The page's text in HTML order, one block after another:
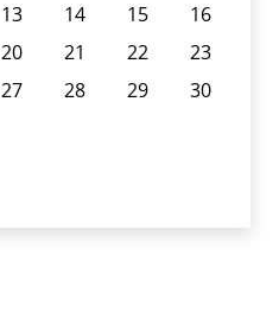
13 14 15
16
20 21 22
23
27 28 29
30